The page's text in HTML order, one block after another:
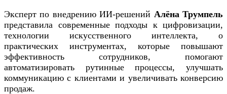
Эксперт по внедрению ИИ-решений Алёна Трумпель
представила современные подходы к цифровизации,
технологии искусственного интеллекта, о
практических инструментах, которые повышают
эффективность сотрудников, помогают
автоматизировать рутинные процессы, улучшать
коммуникацию с клиентами и увеличивать конверсию
продаж.